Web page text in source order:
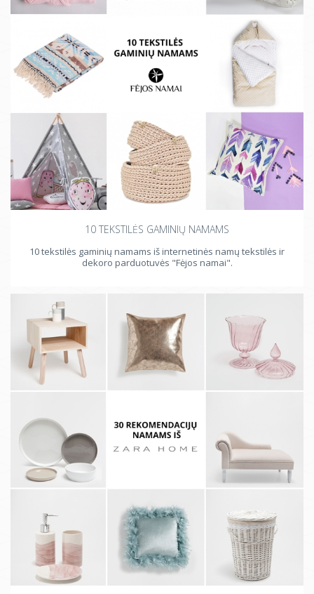
10 TEKSTILĖS GAMINIŲ NAMAMS
10 tekstilės gaminių namams iš internetinės namų tekstilės ir
dekoro parduotuvės "Fėjos namai".